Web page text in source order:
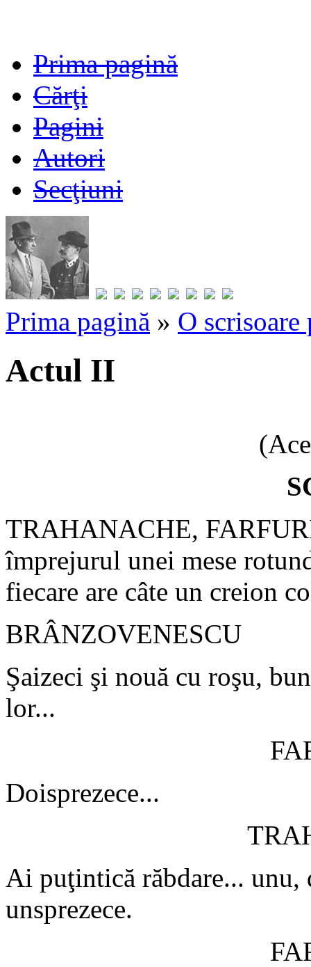
Prima pagină
Cărţi
Pagini
Autori
Secţiuni
Prima pagină » O scrisoare
Actul II
TRAHANACHE,
împrejurul unei mese
fiecare are câte un creion
BRÂNZOVENESCU
Şaizeci şi nouă cu roşu,
lor...
Doisprezece...
Ai puţintică răbdare... unu,
unsprezece.